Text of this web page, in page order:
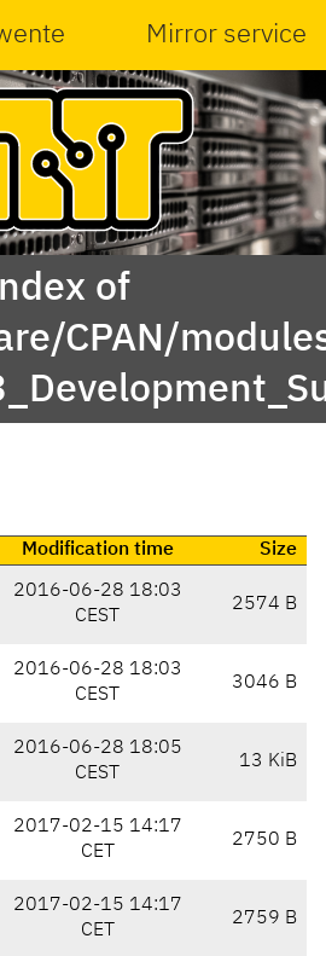
Mirror service
of
CPAN/
Modification time
Size
2016-06-28 18:03
CEST
2574 B
2016-06-28 18:03
CEST
3046 B
2016-06-28 18:05
CEST
13 KiB
2017-02-15 14:17
CET
2750 B
2017-02-15 14:17
CET
2759 B